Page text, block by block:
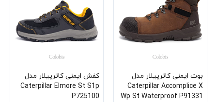
بوت ایمنی کاترپیلار مدل
Caterpillar Accomplice X
Wp St Waterproof P91331
کفش ایمنی کاترپیلار مدل
Caterpillar Elmore St S1p
P725100